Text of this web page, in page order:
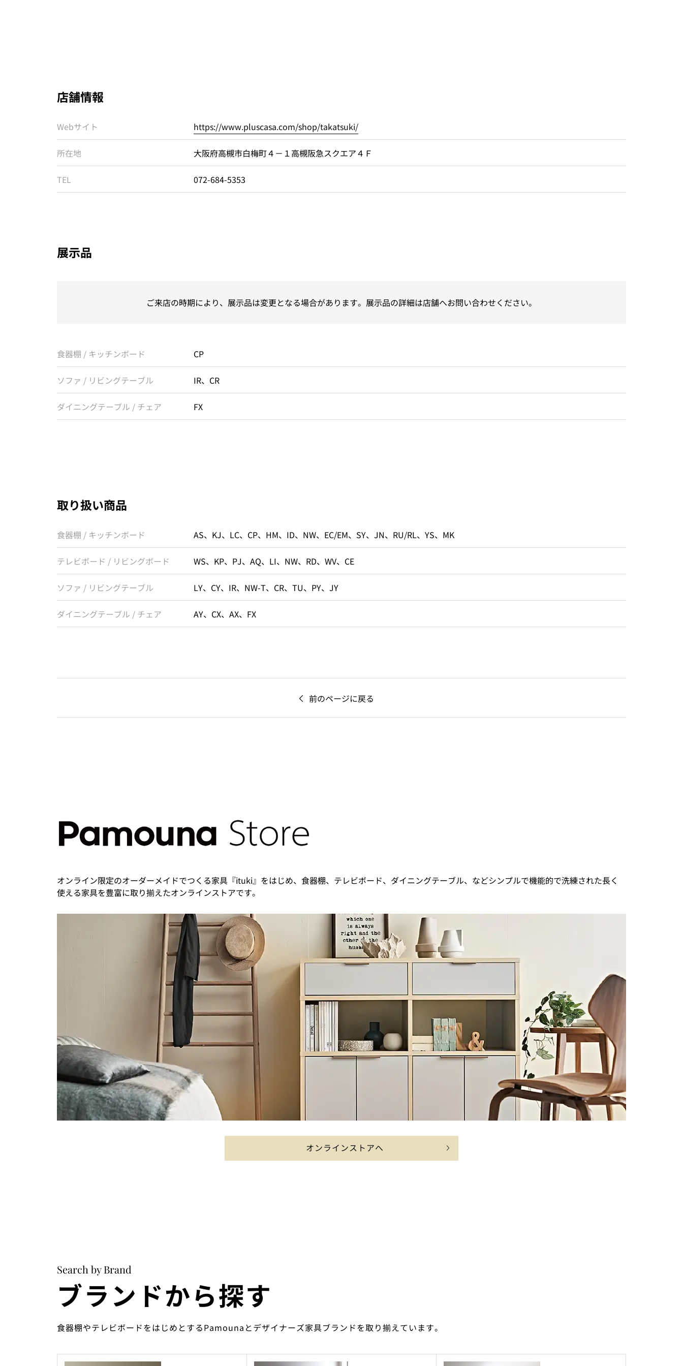
店舗情報
Webサイト https://www.pluscasa.com/shop/takatsuki/
所在地 大阪府高槻市白梅町４－１高槻阪急スクエア４Ｆ
TEL 072-684-5353
展示品
ご来店の時期により、展示品は変更となる場合があります。展示品の詳細は店舗へお問い合わせください。
食器棚 / キッチンボード CP
ソファ / リビングテーブル IR、CR
ダイニングテーブル / チェア FX
取り扱い商品
食器棚 / キッチンボード AS、KJ、LC、CP、HM、ID、NW、EC/EM、SY、JN、RU/RL、YS、MK
テレビボード / リビングボード WS、KP、PJ、AQ、LI、NW、RD、WV、CE
ソファ / リビングテーブル LY、CY、IR、NW-T、CR、TU、PY、JY
ダイニングテーブル / チェア AY、CX、AX、FX
前のページに戻る
オンライン限定のオーダーメイドでつくる家具『ituki』をはじめ、食器棚、テレビボード、ダイニングテーブル、などシンプルで機能的で洗練された長く
使える家具を豊富に取り揃えたオンラインストアです。
オンラインストアへ
Search by Brand
ブランドから探す
食器棚やテレビボードをはじめとするPamounaとデザイナーズ家具ブランドを取り揃えています。